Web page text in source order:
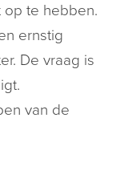
op te hebben.
ernstig
De vraag is
van de